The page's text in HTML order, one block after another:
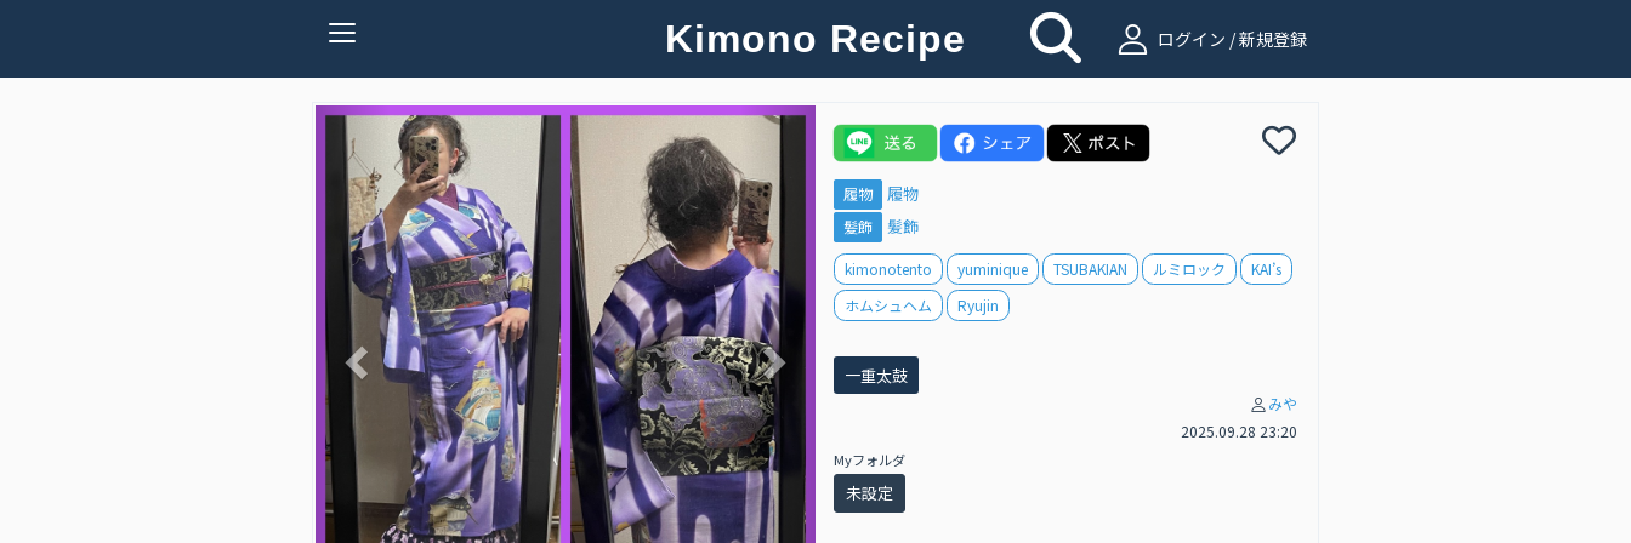
Kimono Recipe ログイン / 新規登録
Previous Next
履物 履物
髪飾 髪飾
kimonotento yuminique TSUBAKIAN ルミロック
KAI’s
ホムシュヘム
Ryujin
一重太鼓
みや
2025.09.28 23:20
Myフォルダ
未設定